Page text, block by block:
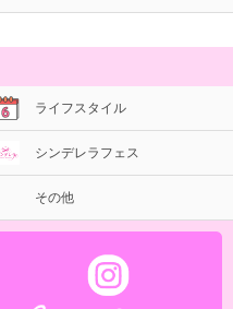
ライフスタイル
シンデレラフェス
その他